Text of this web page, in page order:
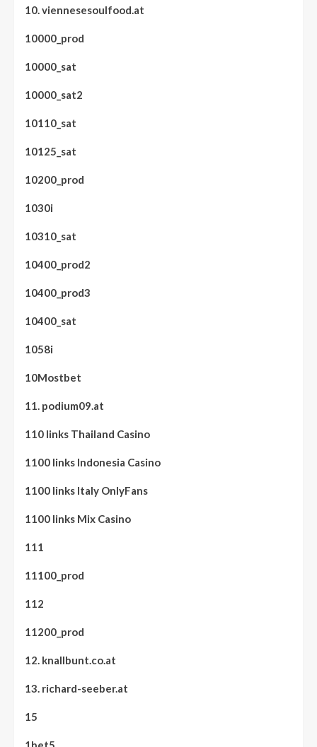
10. viennesesoulfood.at
10000_prod
10000_sat
10000_sat2
10110_sat
10125_sat
10200_prod
1030i
10310_sat
10400_prod2
10400_prod3
10400_sat
1058i
10Mostbet
11. podium09.at
110 links Thailand Casino
1100 links Indonesia Casino
1100 links Italy OnlyFans
1100 links Mix Casino
111
11100_prod
112
11200_prod
12. knallbunt.co.at
13. richard-seeber.at
15